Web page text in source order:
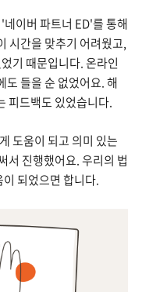
이버 파트너 ED'를 통해
시간을 맞추기 어려웠고,
기 때문입니다. 온라인
도 들을 순 없었어요. 해
피드백도 있었습니다.
도움이 되고 의미 있는
서 진행했어요. 우리의 법
되었으면 합니다.